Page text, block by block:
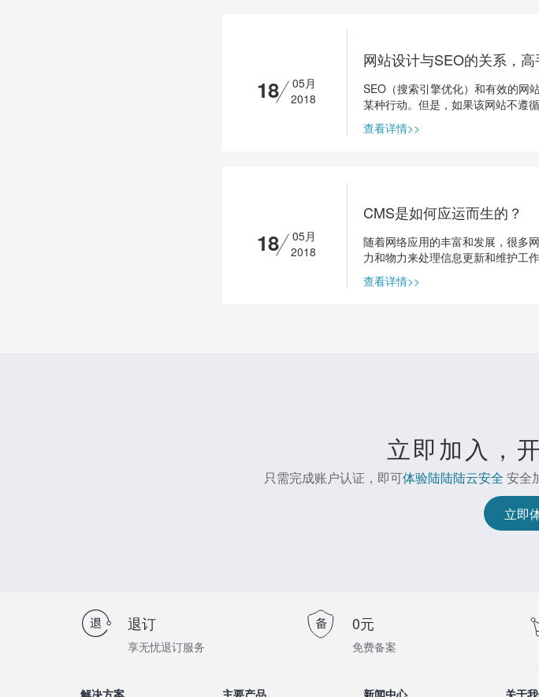
18
05月
2018
网站设计与SEO的关系，
SEO（搜索引擎优化）和有效的网
某种行动。但是，如果该网站不遵
查看详情>>
18
05月
2018
CMS是如何应运而生的？
随着网络应用的丰富和发展，很多
力和物力来处理信息更新和维护工
查看详情>>
立即加入，
只需完成账户认证，即可体验陆陆陆云安全 安全
立即
退订
享无忧退订服务
0元
免费备案
解决方案 主要产品 新闻中心 关于